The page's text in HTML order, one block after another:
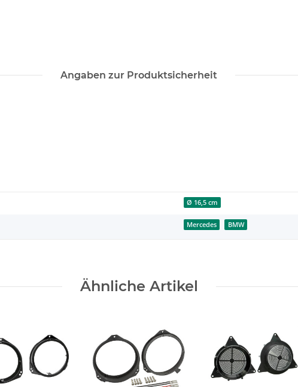
Angaben zur Produktsicherheit
Ø 16,5 cm
Mercedes BMW
Ähnliche Artikel